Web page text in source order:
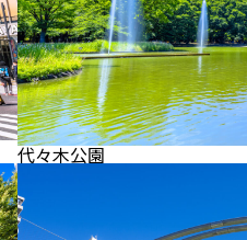
代々木公園